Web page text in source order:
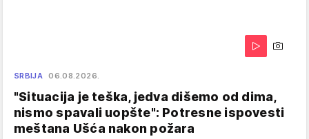
SRBIJA 06.08.2026.
"Situacija je teška, jedva dišemo od dima,
nismo spavali uopšte": Potresne ispovesti
meštana Ušća nakon požara